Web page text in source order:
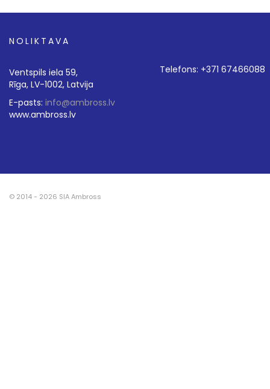
NOLIKTAVA
Ventspils iela 59,
Rīga, LV-1002, Latvija
E-pasts: info@ambross.lv
www.ambross.lv
Telefons: +371 67466088
© 2014 - 2026 SIA Ambross